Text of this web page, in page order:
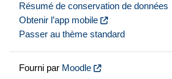
Résumé de conservation de données
Obtenir l’app mobile
Passer au thème standard
Fourni par Moodle